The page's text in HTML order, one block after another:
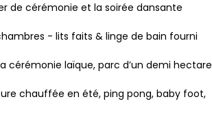
de cérémonie et la soirée dansante
- lits faits & linge de bain fourni
cérémonie laïque, parc d’un demi hectare
chauffée en été, ping pong, baby foot,